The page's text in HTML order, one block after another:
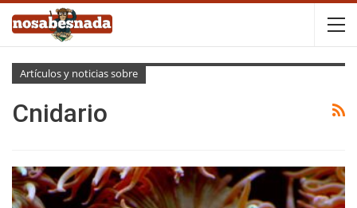
Artículos y noticias sobre
Cnidario